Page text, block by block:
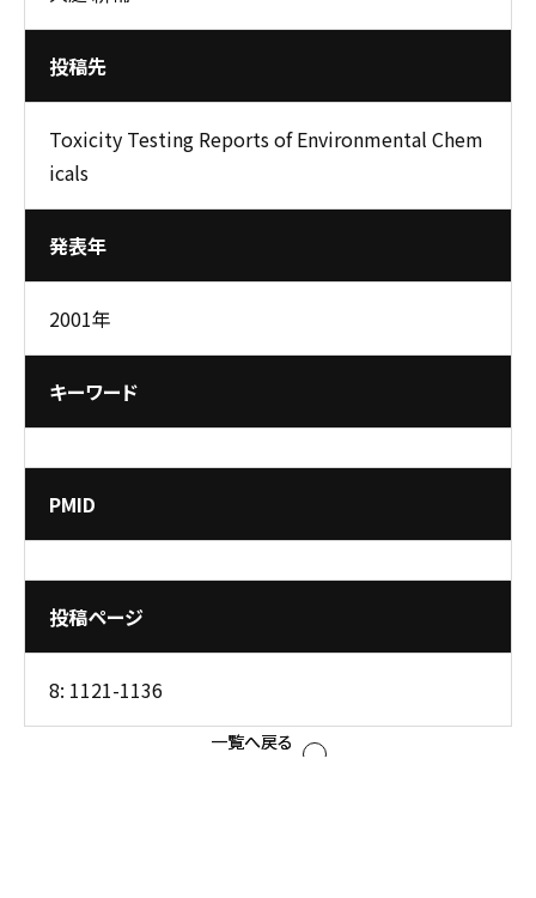
投稿先
Toxicity Testing Reports of Environmental Chem
icals
発表年
2001年
キーワード
PMID
投稿ページ
8: 1121-1136
一覧へ戻る